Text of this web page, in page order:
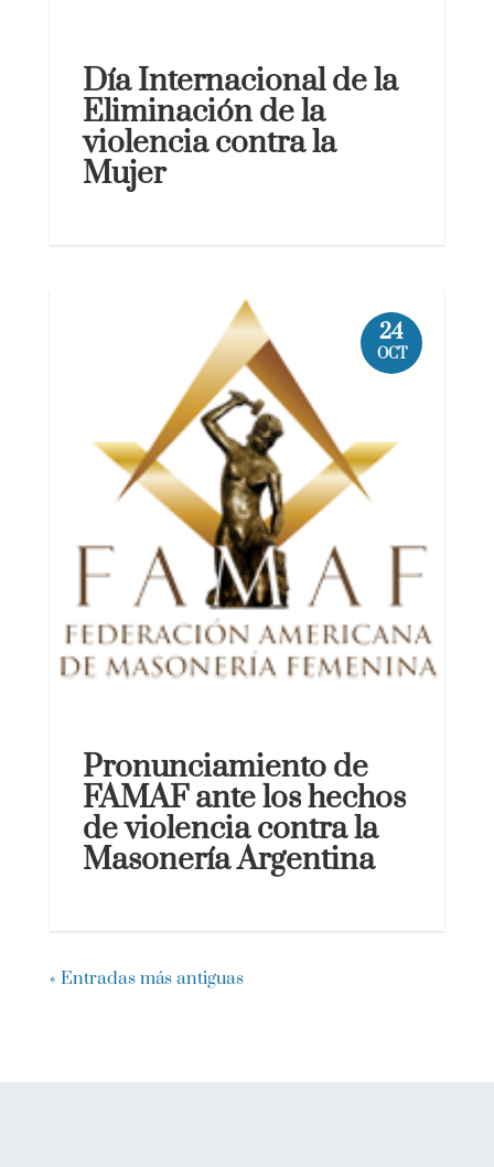
Día Internacional de la
Eliminación de la
violencia contra la
Mujer
Pronunciamiento de
FAMAF ante los hechos
de violencia contra la
Masonería Argentina
24
OCT
« Entradas más antiguas